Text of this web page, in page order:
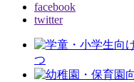
facebook
twitter
つ